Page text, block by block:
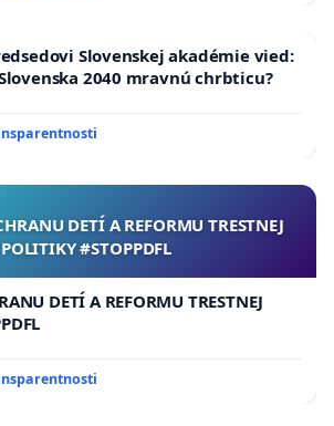
Slovenskej akadémie vied:
2040 mravnú chrbticu?
DETÍ A REFORMU TRESTNEJ
POLITIKY #STOPPDFL
DETÍ A REFORMU TRESTNEJ